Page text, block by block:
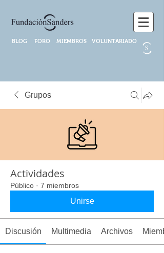
BLOG FORO MIEMBROS VOLUNTARIADO
Grupos
Actividades
Público · 7 miembros
Unirse
Discusión Multimedia Archivos